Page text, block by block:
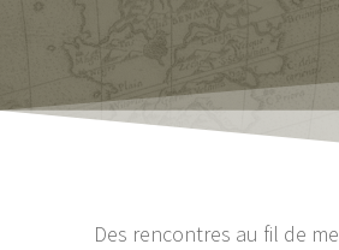
Des rencontres au fil de